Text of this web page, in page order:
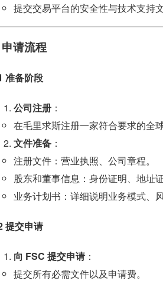
提交交易平台的安全性与技术支持
请流程
准备阶段
公司注册 ：
在毛里求斯注册一家符合要求的全
文件准备 ：
注册文件：营业执照、公司章程。
股东和董事信息：身份证明、地址
业务计划书：详细说明业务模式、
提交申请
向 FSC 提交申请：
提交所有必需文件以及申请费。